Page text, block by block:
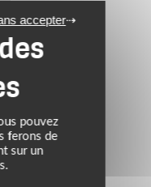
pouvez
ferons de
sur un
accepter